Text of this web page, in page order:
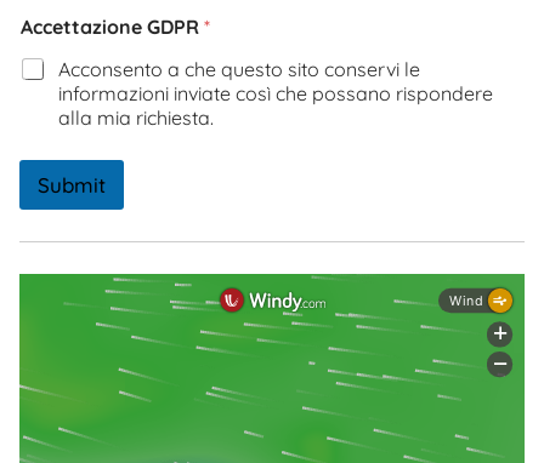
Accettazione GDPR *
Acconsento a che questo sito conservi le
informazioni inviate così che possano rispondere
alla mia richiesta.
Submit